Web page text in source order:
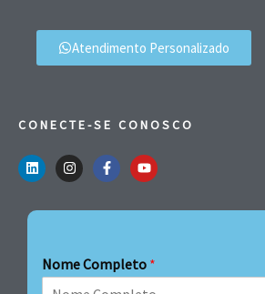
Atendimento Personalizado
CONECTE-SE CONOSCO
Nome Completo *